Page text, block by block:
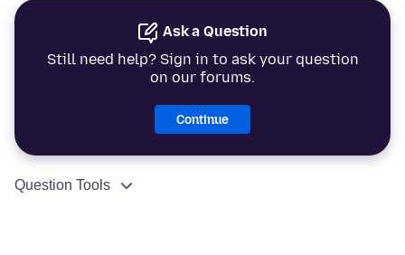
Ask a Question
Still need help? Sign in to ask your question
on our forums.
Continue
Question Tools